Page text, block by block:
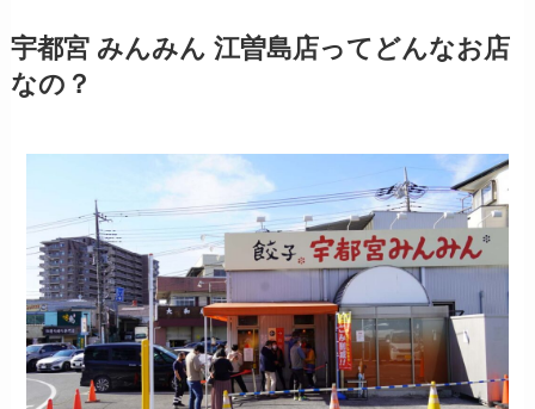
宇都宮 みんみん 江曽島店ってどんなお店
なの？